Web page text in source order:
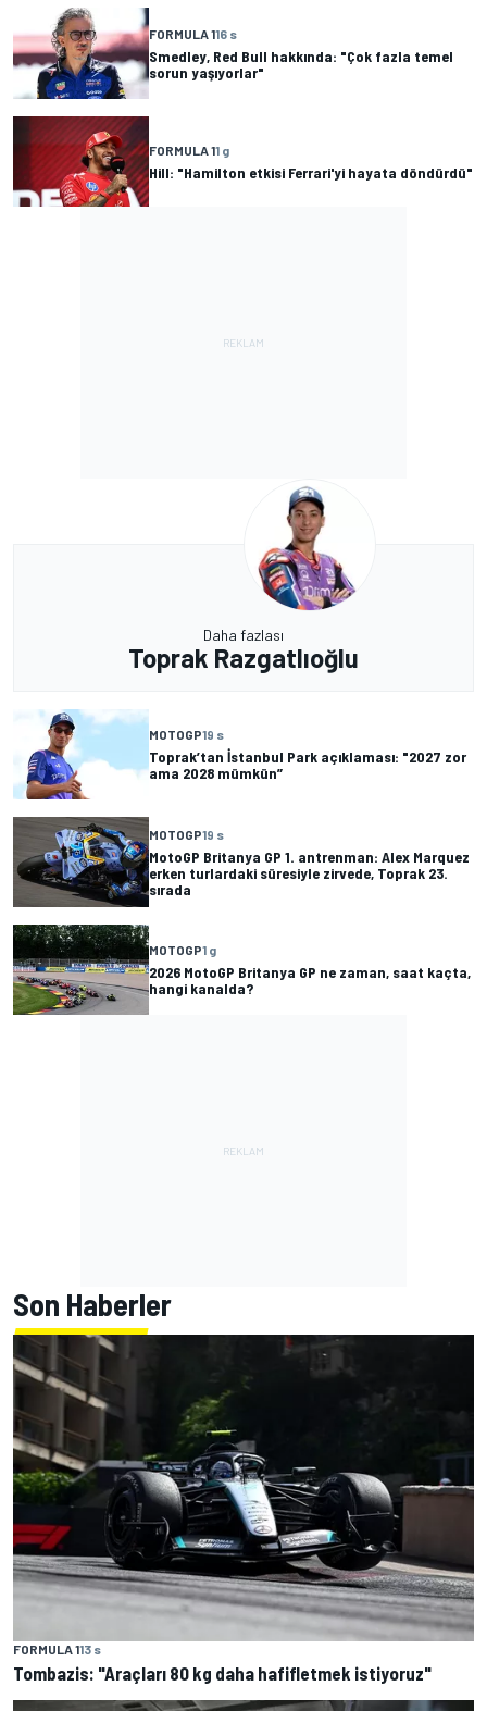
FORMULA 116 s
Smedley, Red Bull hakkında: "Çok fazla temel
sorun yaşıyorlar"
FORMULA 11 g
Hill: "Hamilton etkisi Ferrari'yi hayata döndürdü"
Daha fazlası
Toprak Razgatlıoğlu
MOTOGP19 s
Toprak’tan İstanbul Park açıklaması: "2027 zor
ama 2028 mümkün”
MOTOGP19 s
MotoGP Britanya GP 1. antrenman: Alex Marquez
erken turlardaki süresiyle zirvede, Toprak 23.
sırada
MOTOGP1 g
2026 MotoGP Britanya GP ne zaman, saat kaçta,
hangi kanalda?
Son Haberler
FORMULA 113 s
Tombazis: "Araçları 80 kg daha hafifletmek istiyoruz"